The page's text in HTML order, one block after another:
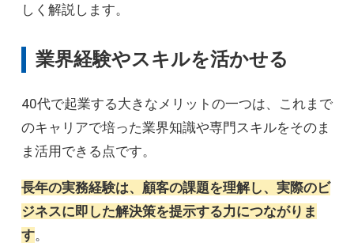
しく解説します。
業界経験やスキルを活かせる
40代で起業する大きなメリットの一つは、これまで
のキャリアで培った業界知識や専門スキルをそのま
ま活用できる点です。
長年の実務経験は、顧客の課題を理解し、実際のビ
ジネスに即した解決策を提示する力につながりま
す。